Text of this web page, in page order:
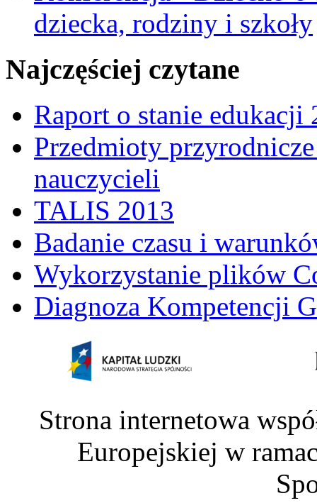
dziecka, rodziny i szkoły
Najczęściej czytane
Raport o stanie edukacji
Przedmioty
nauczycieli
TALIS 2013
Badanie czasu i
Wykorzystanie plików
Diagnoza Kompetencji
Strona internetowa
Europejskiej w